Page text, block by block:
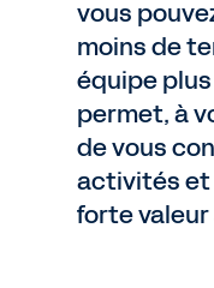
vous
moins de
équipe
permet, à
de vous
activités et
forte